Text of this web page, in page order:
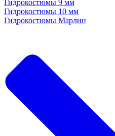
Гидрокостюмы 9 мм
Гидрокостюмы 10 мм
Гидрокостюмы Марлин